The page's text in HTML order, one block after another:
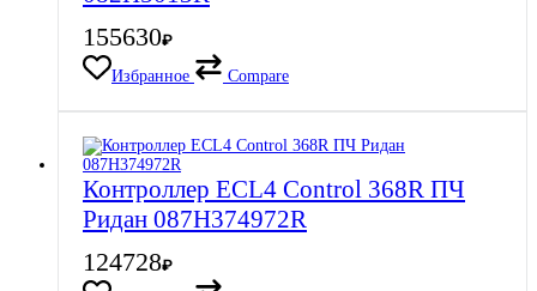
155630₽
Избранное
Compare
Контроллер ECL4 Control 368R ПЧ
Ридан 087H374972R
124728₽